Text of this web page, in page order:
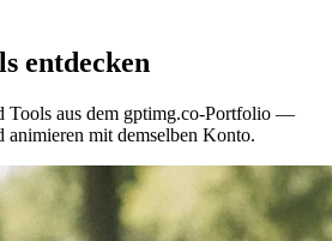
entdecken
Tools aus dem gptimg.co-Portfolio —
animieren mit demselben Konto.